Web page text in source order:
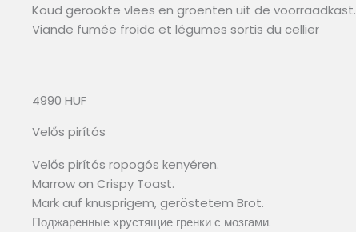
Koud gerookte vlees en groenten uit de voorraadkast.
Viande fumée froide et légumes sortis du cellier
4990 HUF
Velős pirítós
Velős pirítós ropogós kenyéren.
Marrow on Crispy Toast.
Mark auf knusprigem, geröstetem Brot.
Поджаренные хрустящие гренки с мозгами.